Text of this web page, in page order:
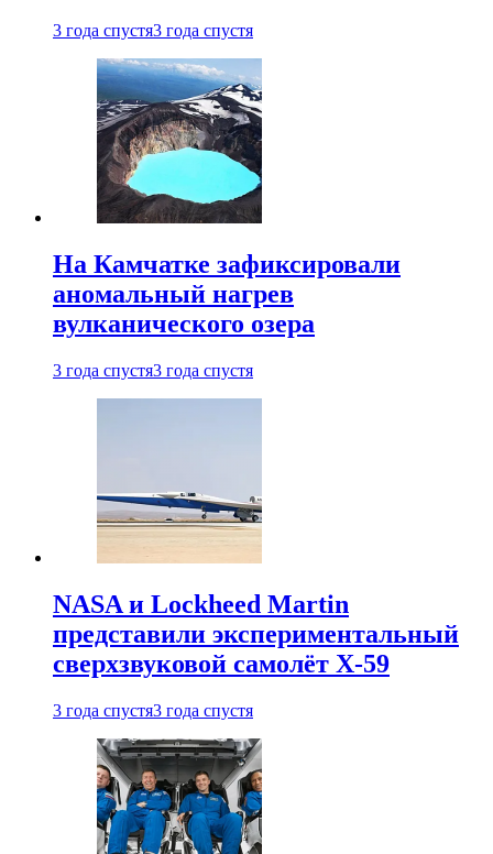
3 года спустя3 года спустя
На Камчатке зафиксировали
аномальный нагрев
вулканического озера
3 года спустя3 года спустя
NASA и Lockheed Martin
представили экспериментальный
сверхзвуковой самолёт X-59
3 года спустя3 года спустя